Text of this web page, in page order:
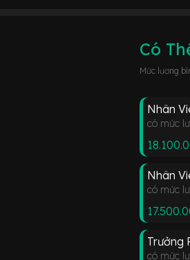
Có
Mức lương
Nhân
có mức
Nhân
có mức
Trưởng
có mức